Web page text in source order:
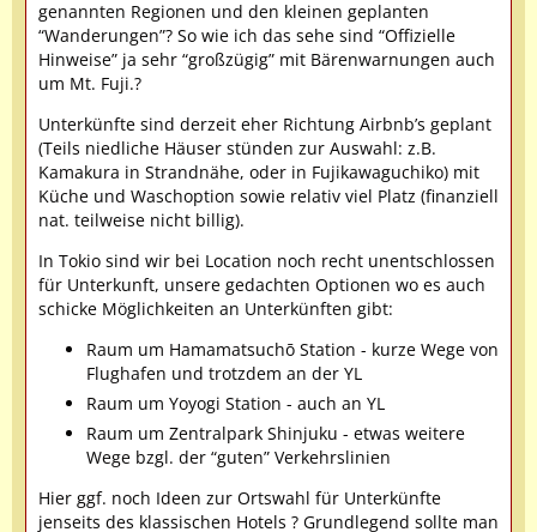
genannten Regionen und den kleinen geplanten
“Wanderungen”? So wie ich das sehe sind “Offizielle
Hinweise” ja sehr “großzügig” mit Bärenwarnungen auch
um Mt. Fuji.?
Unterkünfte sind derzeit eher Richtung Airbnb’s geplant
(Teils niedliche Häuser stünden zur Auswahl: z.B.
Kamakura in Strandnähe, oder in Fujikawaguchiko) mit
Küche und Waschoption sowie relativ viel Platz (finanziell
nat. teilweise nicht billig).
In Tokio sind wir bei Location noch recht unentschlossen
für Unterkunft, unsere gedachten Optionen wo es auch
schicke Möglichkeiten an Unterkünften gibt:
Raum um Hamamatsuchō Station - kurze Wege von
Flughafen und trotzdem an der YL
Raum um Yoyogi Station - auch an YL
Raum um Zentralpark Shinjuku - etwas weitere
Wege bzgl. der “guten” Verkehrslinien
Hier ggf. noch Ideen zur Ortswahl für Unterkünfte
jenseits des klassischen Hotels ? Grundlegend sollte man